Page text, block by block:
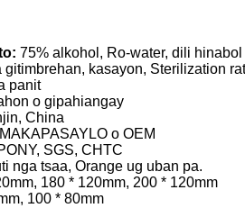
75% alkohol, Ro-water, dili hinabol
gitimbrehan, kasayon, Sterilization
panit
o gipahiangay
China
o OEM
SGS, CHTC
nga tsaa, Orange ug uban pa.
180 * 120mm, 200 * 120mm
100 * 80mm